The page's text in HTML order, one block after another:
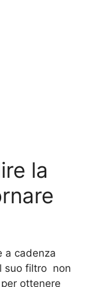
la
a cadenza
suo filtro non
ottenere